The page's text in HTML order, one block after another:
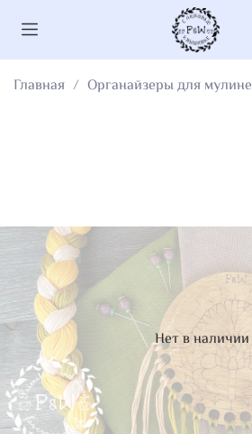
Главная Органайзеры для мулине
Нет в наличии